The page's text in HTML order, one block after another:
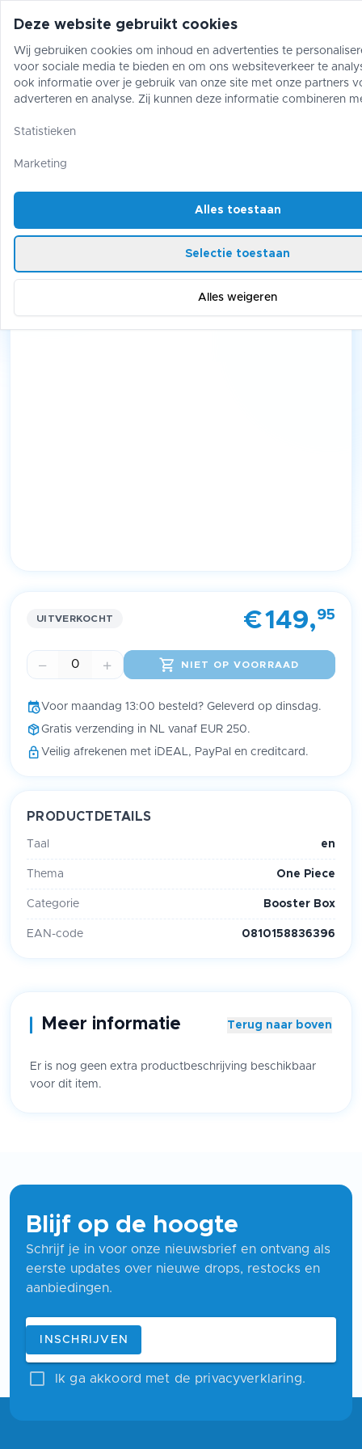
Pokémon One Piece Magic The
One Piece
The Azure Sea's Seven Booster
UITVERKOCHT €149,95
NIET OP VOORRAAD
Voor maandag 13:00 besteld? Geleverd op dinsdag.
Gratis verzending in NL vanaf EUR 250.
Veilig afrekenen met iDEAL, PayPal en creditcard.
PRODUCTDETAILS
Taal en
Thema One Piece
Categorie Booster Box
EAN-code 0810158836396
Meer informatie Terug naar boven
Er is nog geen extra productbeschrijving beschikbaar
voor dit item.
Blijf op de hoogte
Schrijf je in voor onze nieuwsbrief en ontvang als
eerste updates over nieuwe drops, restocks en
aanbiedingen.
Blijf op de hoogte
E-mailadres
INSCHRIJVEN
Ik ga akkoord met de privacyverklaring.
Deze website gebruikt cookies
Wij gebruiken cookies om inhoud en advertenties te
voor sociale media te bieden en om ons websiteverkeer te
ook informatie over je gebruik van onze site met onze partners
adverteren en analyse. Zij kunnen deze informatie combineren
gebruik van hun diensten.
Statistieken
Marketing
Alles toestaan
Selectie toestaan
Alles weigeren